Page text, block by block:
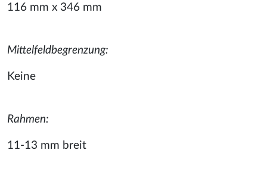
116 mm x 346 mm
Mittelfeldbegrenzung:
Keine
Rahmen:
11-13 mm breit